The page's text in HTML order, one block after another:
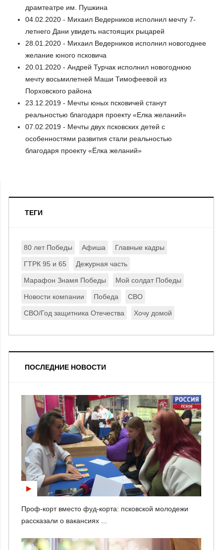
драмтеатре им. Пушкина
04.02.2020 - Михаил Ведерников исполнил мечту 7-
летнего Дани увидеть настоящих рыцарей
28.01.2020 - Михаил Ведерников исполнил новогоднее
желание юного псковича
20.01.2020 - Андрей Турчак исполнил новогоднюю
мечту восьмилетней Маши Тимофеевой из
Порховского района
23.12.2019 - Мечты юных псковичей станут
реальностью благодаря проекту «Елка желаний»
07.02.2019 - Мечты двух псковских детей с
особенностями развития стали реальностью
благодаря проекту «Ёлка желаний»
ТЕГИ
80 лет Победы Афиша Главные кадры
ГТРК 95 и 65 Дежурная часть
Марафон Знамя Победы Мой солдат Победы
Новости компании Победа СВО
СВО/Год защитника Отечества Хочу домой
ПОСЛЕДНИЕ НОВОСТИ
Проф-корт вместо фуд-корта: псковской молодежи
рассказали о вакансиях ...